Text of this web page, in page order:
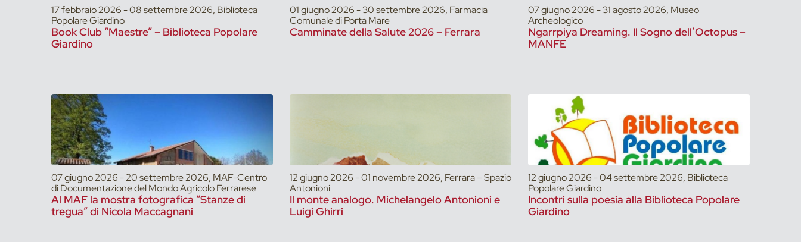
17 febbraio 2026 - 08 settembre 2026, Biblioteca
Popolare Giardino
Book Club “Maestre” – Biblioteca Popolare
Giardino
01 giugno 2026 - 30 settembre 2026, Farmacia
Comunale di Porta Mare
Camminate della Salute 2026 – Ferrara
07 giugno 2026 - 31 agosto 2026, Museo
Archeologico
Ngarrpiya Dreaming. Il Sogno dell’Octopus –
MANFE
07 giugno 2026 - 20 settembre 2026, MAF-Centro
di Documentazione del Mondo Agricolo Ferrarese
Al MAF la mostra fotografica “Stanze di
tregua” di Nicola Maccagnani
12 giugno 2026 - 01 novembre 2026, Ferrara – Spazio
Antonioni
Il monte analogo. Michelangelo Antonioni e
Luigi Ghirri
12 giugno 2026 - 04 settembre 2026, Biblioteca
Popolare Giardino
Incontri sulla poesia alla Biblioteca Popolare
Giardino